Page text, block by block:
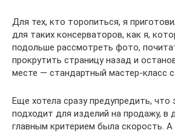
Для тех, кто торопиться, я
для таких консерваторов, как я,
подольше рассмотреть фото,
прокрутить страницу назад и
месте — стандартный мастер-класс
Еще хотела сразу предупредить, что
подходит для изделий на продажу, в
главным критерием была скорость.